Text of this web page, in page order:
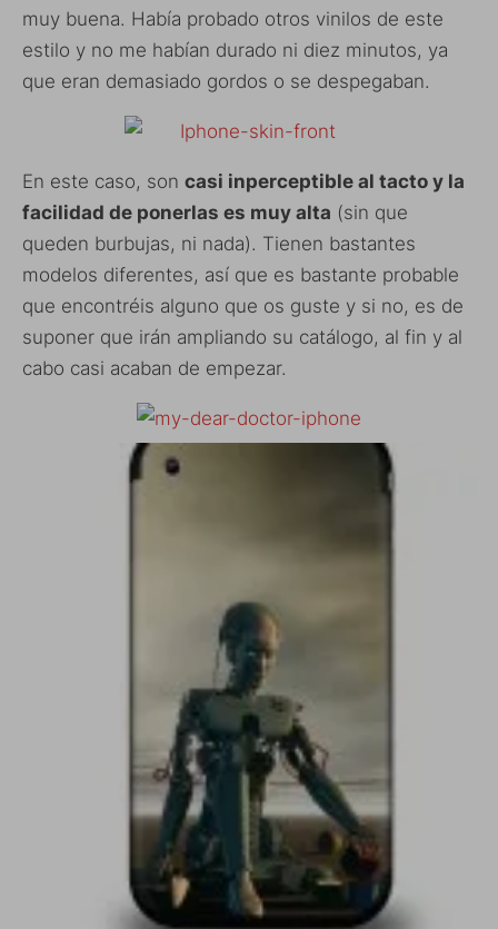
muy buena. Había probado otros vinilos de este
estilo y no me habían durado ni diez minutos, ya
que eran demasiado gordos o se despegaban.
En este caso, son casi inperceptible al tacto y la
facilidad de ponerlas es muy alta (sin que
queden burbujas, ni nada). Tienen bastantes
modelos diferentes, así que es bastante probable
que encontréis alguno que os guste y si no, es de
suponer que irán ampliando su catálogo, al fin y al
cabo casi acaban de empezar.